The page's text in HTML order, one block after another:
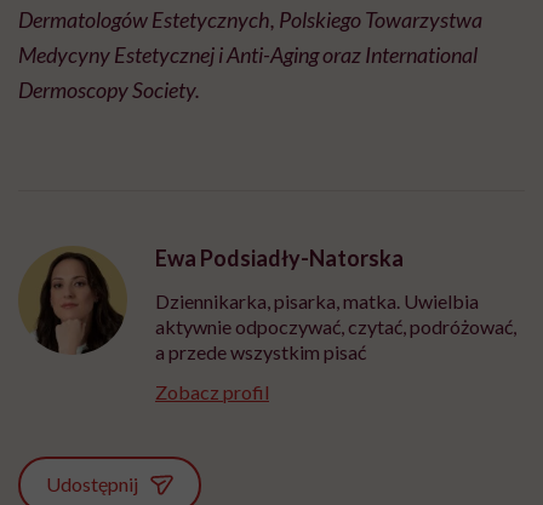
Dermatologów Estetycznych, Polskiego Towarzystwa
Medycyny Estetycznej i Anti-Aging oraz International
Dermoscopy Society.
Ewa Podsiadły-Natorska
Dziennikarka, pisarka, matka. Uwielbia
aktywnie odpoczywać, czytać, podróżować,
a przede wszystkim pisać
Zobacz profil
Udostępnij